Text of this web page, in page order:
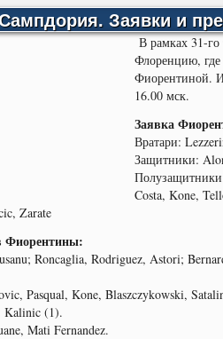
Заявки и
В рамках 31-го
Флоренцию, где
Фиорентиной.
16.00 мск.
Заявка
Вратари:
Защитники:
Costa, Kone,
Zarate
Фиорентины:
Roncaglia, Rodriguez, Astori;
Pasqual, Kone, Blaszczykowski,
Kalinic (1).
Mati Fernandez.